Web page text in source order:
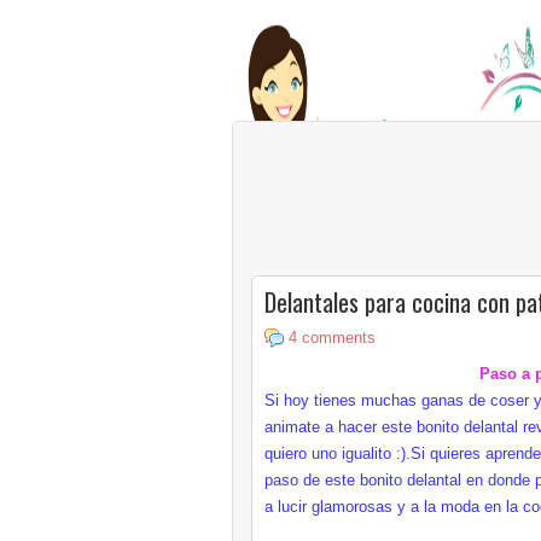
Delantales para cocina con
4 comments
Paso a
Si hoy tienes muchas ganas de coser
animate a hacer este bonito delantal
quiero uno igualito :).Si quieres
paso de este bonito delantal en donde
a lucir glamorosas y a la moda en la